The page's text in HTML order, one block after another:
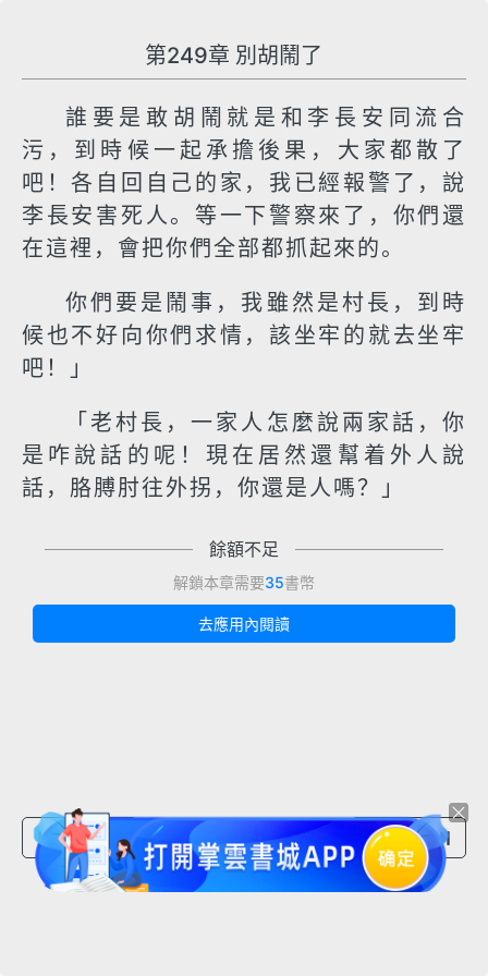
第249章 別胡鬧了
誰要是敢胡鬧就是和李長安同流合
污，到時候一起承擔後果，大家都散了
吧！各自回自己的家，我已經報警了，說
李長安害死人。等一下警察來了，你們還
在這裡，會把你們全部都抓起來的。
你們要是鬧事，我雖然是村長，到時
候也不好向你們求情，該坐牢的就去坐牢
吧！」
「老村長，一家人怎麼說兩家話，你
是咋說話的呢！現在居然還幫着外人說
話，胳膊肘往外拐，你還是人嗎？」
餘額不足
解鎖本章需要35書幣
去應用內閱讀
上一章節 下一章節